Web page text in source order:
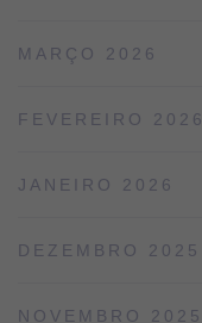
MARÇO 2026
FEVEREIRO 2026
JANEIRO 2026
DEZEMBRO 2025
NOVEMBRO 2025